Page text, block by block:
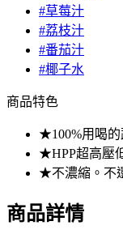
#草莓汁
#荔枝汁
#番茄汁
#椰子水
商品特色
★100%用喝的
★HPP超高壓
★不濃縮。不
商品詳情